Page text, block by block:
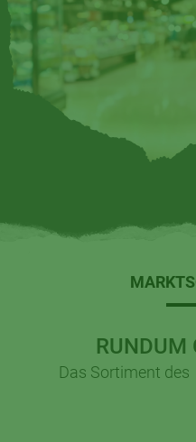
RUNDUM
Das Sortiment